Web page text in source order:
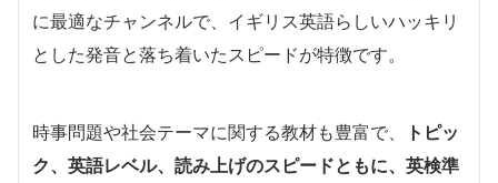
に最適なチャンネルで、イギリス英語らしいハッキリ
とした発音と落ち着いたスピードが特徴です。
時事問題や社会テーマに関する教材も豊富で、
トピッ
ク、英語レベル、読み上げのスピードともに、英検準